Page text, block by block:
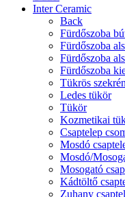
Inter Ceramic
Back
Fürdőszoba
Fürdőszoba
Fürdőszoba
Fürdőszoba
Tükrös
Ledes tükör
Tükör
Kozmetikai
Csaptelep
Mosdó
Mosdó/
Mosogató
Kádtöltő
Zuhany